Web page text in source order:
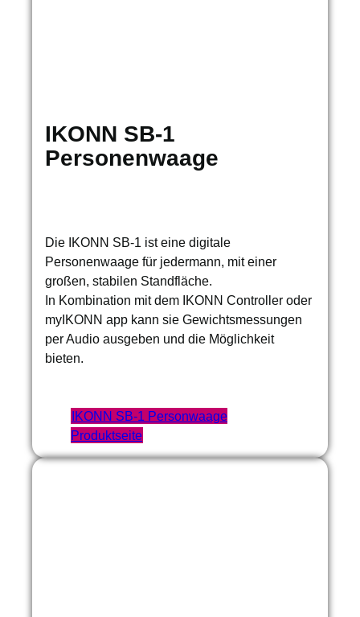
IKONN SB-1
Personenwaage
Die IKONN SB-1 ist eine digitale
Personenwaage für jedermann, mit einer
großen, stabilen Standfläche.
In Kombination mit dem IKONN Controller oder
myIKONN app kann sie Gewichtsmessungen
per Audio ausgeben und die Möglichkeit
bieten.
IKONN SB-1 Personwaage
Produktseite